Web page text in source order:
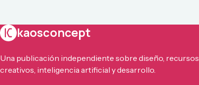
kaosconcept
Una publicación independiente sobre diseño, recursos
creativos, inteligencia artificial y desarrollo.